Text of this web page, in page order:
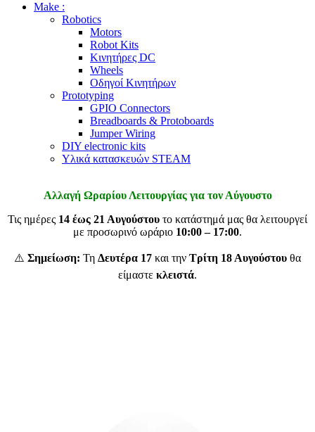
Make :
Robotics
Motors
Robot Kits
Κινητήρες DC
Wheels
Οδηγοί Κινητήρων
Prototyping
GPIO Connectors
Breadboards & Protoboards
Jumper Wiring
DIY electronic kits
Υλικά κατασκευών STEAM
Αλλαγή Ωραρίου Λειτουργίας για τον Αύγουστο
Τις ημέρες 14 έως 21 Αυγούστου το κατάστημά μας θα λειτουργεί
με προσωρινό ωράριο 10:00 – 17:00.
⚠️ Σημείωση: Τη Δευτέρα 17 και την Τρίτη 18 Αυγούστου θα
είμαστε κλειστά.